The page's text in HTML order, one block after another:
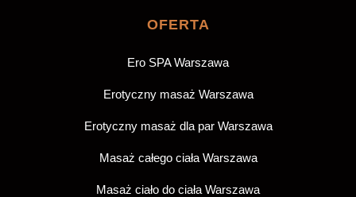
OFERTA
Ero SPA Warszawa
Erotyczny masaż Warszawa
Erotyczny masaż dla par Warszawa
Masaż całego ciała Warszawa
Masaż ciało do ciała Warszawa